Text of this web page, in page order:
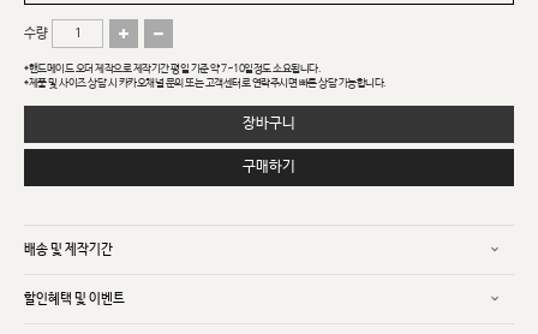
수량
*핸드메이드 오더 제작으로 제작기간 평일 기준 약 7~10일정도 소요됩니다.
*제품 및 사이즈 상담 시 카카오채널 문의 또는 고객센터로 연락주시면 빠른 상담 가능합니다.
장바구니
구매하기
배송 및 제작기간
할인혜택 및 이벤트